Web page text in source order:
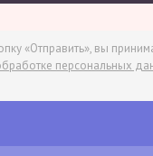
«Отправить», вы
персональных